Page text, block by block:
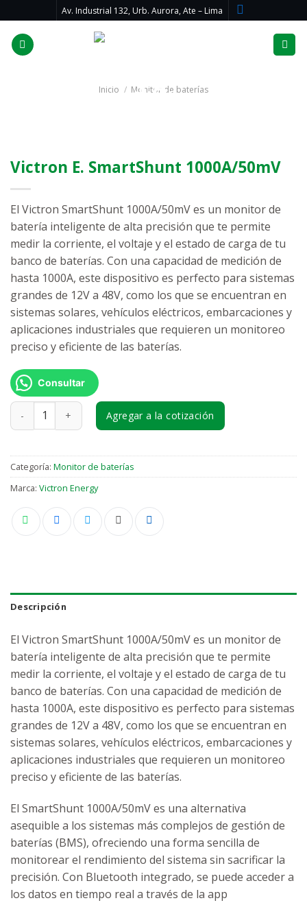
to
content
Av. Industrial 132, Urb. Aurora, Ate – Lima
Inicio / Monitor de baterías
Victron E. SmartShunt 1000A/50mV
El Victron SmartShunt 1000A/50mV es un monitor de
batería inteligente de alta precisión que te permite
medir la corriente, el voltaje y el estado de carga de tu
banco de baterías. Con una capacidad de medición de
hasta 1000A, este dispositivo es perfecto para sistemas
grandes de 12V a 48V, como los que se encuentran en
sistemas solares, vehículos eléctricos, embarcaciones y
aplicaciones industriales que requieren un monitoreo
preciso y eficiente de las baterías.
Consultar
Victron E. SmartShunt 1000A/50mV cantidad
Agregar a la cotización
Categoría: Monitor de baterías
Marca: Victron Energy
Descripción
El Victron SmartShunt 1000A/50mV es un monitor de
batería inteligente de alta precisión que te permite
medir la corriente, el voltaje y el estado de carga de tu
banco de baterías. Con una capacidad de medición de
hasta 1000A, este dispositivo es perfecto para sistemas
grandes de 12V a 48V, como los que se encuentran en
sistemas solares, vehículos eléctricos, embarcaciones y
aplicaciones industriales que requieren un monitoreo
preciso y eficiente de las baterías.
El SmartShunt 1000A/50mV es una alternativa
asequible a los sistemas más complejos de gestión de
baterías (BMS), ofreciendo una forma sencilla de
monitorear el rendimiento del sistema sin sacrificar la
precisión. Con Bluetooth integrado, se puede acceder a
los datos en tiempo real a través de la app